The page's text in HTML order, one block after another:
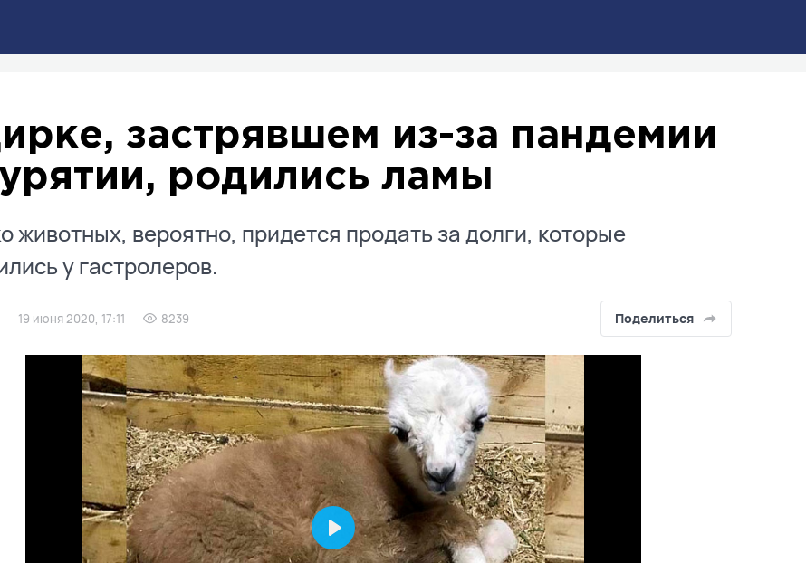
застрявшем из-за пандемии
родились ламы
животных, вероятно, придется продать за долги, которые
у гастролеров.
19 июня 2020, 17:11 8239 Поделиться
Play